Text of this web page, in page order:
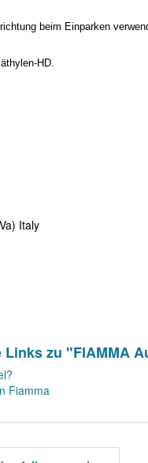
beim Einparken
HD.
Italy
zu "FIAMMA
Fiamma